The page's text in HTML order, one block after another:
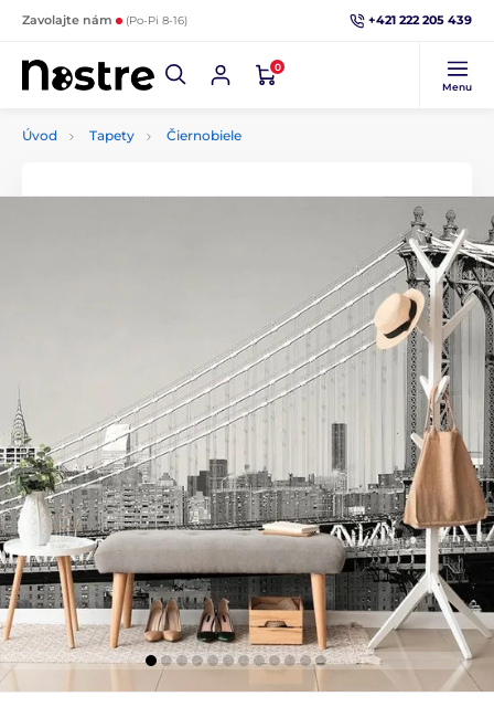
Zavolajte nám (Po-Pi 8-16) +421 222 205 439
0
Menu
Úvod Tapety Čiernobiele